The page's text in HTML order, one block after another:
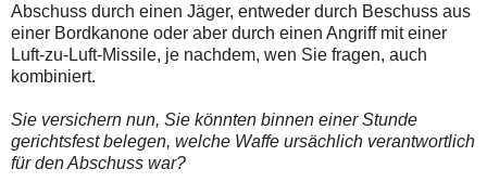
Abschuss durch einen Jäger, entweder durch Beschuss aus
einer Bordkanone oder aber durch einen Angriff mit einer
Luft-zu-Luft-Missile, je nachdem, wen Sie fragen, auch
kombiniert.
Sie versichern nun, Sie könnten binnen einer Stunde
gerichtsfest belegen, welche Waffe ursächlich verantwortlich
für den Abschuss war?